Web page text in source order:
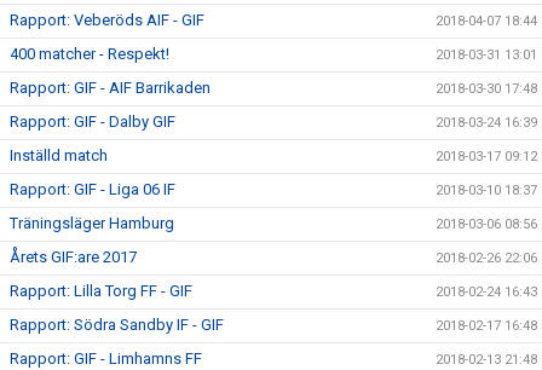
Rapport: Veberöds AIF - GIF 2018-04-07 18:44
400 matcher - Respekt! 2018-03-31 13:01
Rapport: GIF - AIF Barrikaden 2018-03-30 17:48
Rapport: GIF - Dalby GIF 2018-03-24 16:39
Inställd match 2018-03-17 09:12
Rapport: GIF - Liga 06 IF 2018-03-10 18:37
Träningsläger Hamburg 2018-03-06 08:56
Årets GIF:are 2017 2018-02-26 22:06
Rapport: Lilla Torg FF - GIF 2018-02-24 16:43
Rapport: Södra Sandby IF - GIF 2018-02-17 16:48
Rapport: GIF - Limhamns FF 2018-02-13 21:48